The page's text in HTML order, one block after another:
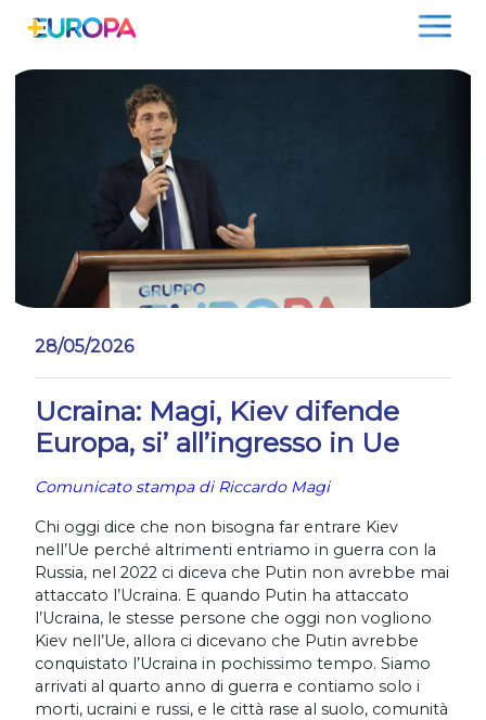
28/05/2026
Ucraina: Magi, Kiev difende
Europa, si’ all’ingresso in Ue
Comunicato stampa di Riccardo Magi
Chi oggi dice che non bisogna far entrare Kiev
nell’Ue perché altrimenti entriamo in guerra con la
Russia, nel 2022 ci diceva che Putin non avrebbe mai
attaccato l’Ucraina. E quando Putin ha attaccato
l’Ucraina, le stesse persone che oggi non vogliono
Kiev nell’Ue, allora ci dicevano che Putin avrebbe
conquistato l’Ucraina in pochissimo tempo. Siamo
arrivati al quarto anno di guerra e contiamo solo i
morti, ucraini e russi, e le città rase al suolo, comunità